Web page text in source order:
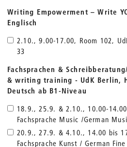
Writing Empowerment – Write
Englisch
2.10., 9.00-17.00, Room 102,
33
Fachsprachen &
& writing training - UdK Berlin,
Deutsch ab B1-Niveau
18.9., 25.9. & 2.10., 10.00-
Fachsprache Music /German
20.9., 27.9. & 4.10., 14.00 bis
Fachsprache Kunst / German